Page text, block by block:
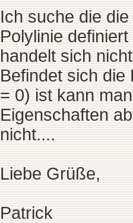
Ich suche die
Polylinie
handelt sich
Befindet sich
= 0) ist kann
Eigenschaften
nicht....
Liebe Grüße,
Patrick